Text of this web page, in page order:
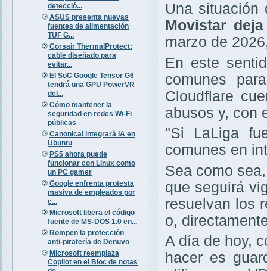
detecció...
ASUS presenta nuevas
fuentes de alimentación
TUF G...
Corsair ThermalProtect:
cable diseñado para
evitar...
El SoC Google Tensor G6
tendrá una GPU PowerVR
del...
Cómo mantener la
seguridad en redes Wi-Fi
públicas
Canonical integrará IA en
Ubuntu
PS5 ahora puede
funcionar con Linux como
un PC gamer
Google enfrenta protesta
masiva de empleados por
c...
Microsoft libera el código
fuente de MS-DOS 1.0 en...
Rompen la protección
anti-piratería de Denuvo
Microsoft reemplaza
Copilot en el Bloc de notas
Una
Movistar
marzo de
En este
comunes
Cloudflare
abusos y, con
"Si LaLiga
comunes en
Sea como
que seguirá
resuelvan los
o,
A día de hoy,
hacer es